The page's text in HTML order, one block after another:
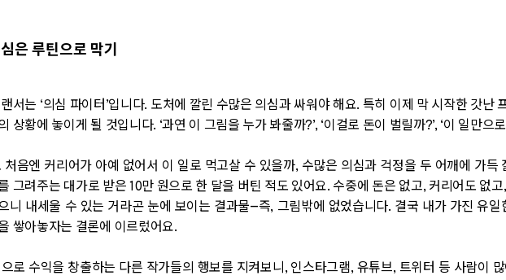
은 루틴으로 막기
서는 ‘의심 파이터’입니다. 도처에 깔린 수많은 의심과 싸워야 해요. 특히 이제 막 시작한 갓난
상황에 놓이게 될 것입니다. ‘과연 이 그림을 누가 봐줄까?’, ‘이걸로 돈이 벌릴까?’, ‘이 일만으
처음엔 커리어가 아예 없어서 이 일로 먹고살 수 있을까, 수많은 의심과 걱정을 두 어깨에 가득
그려주는 대가로 받은 10만 원으로 한 달을 버틴 적도 있어요. 수중에 돈은 없고, 커리어도 없
니 내세울 수 있는 거라곤 눈에 보이는 결과물—즉, 그림밖에 없었습니다. 결국 내가 가진 유
쌓아놓자는 결론에 이르렀어요.
로 수익을 창출하는 다른 작가들의 행보를 지켜보니, 인스타그램, 유튜브, 트위터 등 사람이